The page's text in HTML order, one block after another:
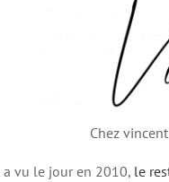
Chez
a vu le jour en 2010, le